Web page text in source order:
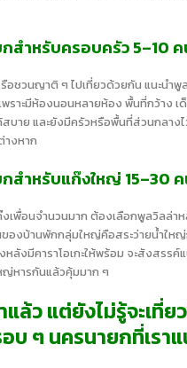
สำหรับครอบครัว 5–10 ค
อชวนญาติ ๆ ไปเที่ยวด้วยกัน แนะนำพู
ราะมีห้องนอนหลายห้อง พื้นที่กว้าง เ
บาย และยังมีครัวหรือพื้นที่ส่วนกลางไ
างหาก
สำหรับแก๊งใหญ่ 15–30
เพื่อนจำนวนมาก ต้องเลือกพูลวิลล่า
ของบ้านพักกลุ่มใหญ่คือสระว่ายน้ำให
ลังมีคาราโอเกะให้พร้อม จะสังสรรค์
ญ่หารกันแล้วคุ้มมาก ๆ
ล้ว แต่ยังไม่รู้จะเที่ย
บ ๆ นครนายกที่เราแ